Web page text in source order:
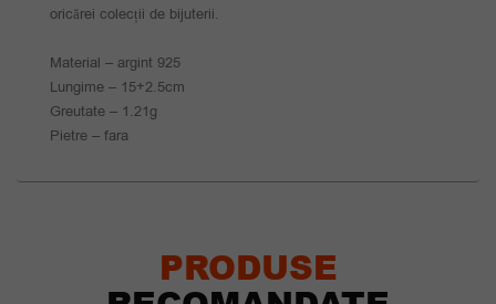
oricărei colecții de bijuterii.
Material – argint 925
Lungime – 15+2.5cm
Greutate – 1.21g
Pietre – fara
PRODUSE